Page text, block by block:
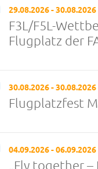
29.08.2026 - 30.08.2026
F3L/F5L-
Flugplatz der
30.08.2026 - 30.08.2026
Flugplatzfest
04.09.2026 - 06.09.2026
„Fly together